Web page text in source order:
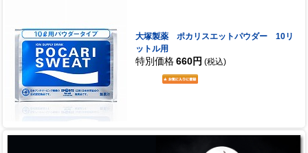
大塚製薬 ポカリスエットパウダー 10リ
ットル用
特別価格 660円 (税込)